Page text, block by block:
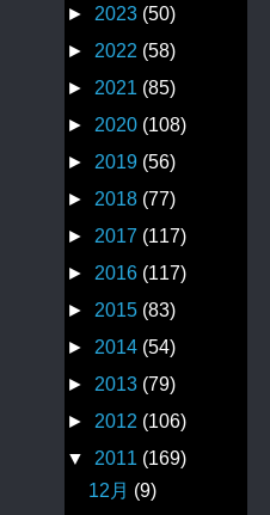
► 2023 (50)
► 2022 (58)
► 2021 (85)
► 2020 (108)
► 2019 (56)
► 2018 (77)
► 2017 (117)
► 2016 (117)
► 2015 (83)
► 2014 (54)
► 2013 (79)
► 2012 (106)
▼ 2011 (169)
12月 (9)